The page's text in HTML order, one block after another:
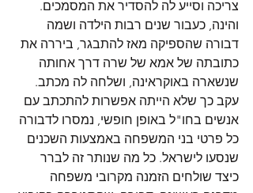
צריכה וסייע לה להסדיר את המסמכים.
והינה, כעבור שנים רבות הילדה ושמה
דבורה שהספיקה מאז להתבגר, ביררה את
כתובתה של אמא של שרה דרך אחותה
שנשארה באוקראינה, ושלחה לה מכתב.
עקב כך שלא הייתה אפשרות להתכתב עם
אנשים בחו"ל באופן חופשי, נמסרו לדבורה
כל פרטי בני המשפחה באמצעות השכנים
שנסעו לישראל. כל מה שנותר זה לברר
כיצד שולחים הזמנה מקרובי משפחה